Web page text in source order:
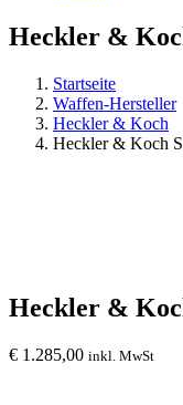
Heckler &
Startseite
Waffen-Hersteller
Heckler & Koch
Heckler & Koch
Heckler &
€ 1.285,00 inkl. MwSt